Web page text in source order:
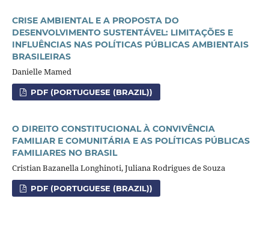
CRISE AMBIENTAL E A PROPOSTA DO
DESENVOLVIMENTO SUSTENTÁVEL: LIMITAÇÕES E
INFLUÊNCIAS NAS POLÍTICAS PÚBLICAS AMBIENTAIS
BRASILEIRAS
Danielle Mamed
PDF (PORTUGUESE (BRAZIL))
O DIREITO CONSTITUCIONAL À CONVIVÊNCIA
FAMILIAR E COMUNITÁRIA E AS POLÍTICAS PÚBLICAS
FAMILIARES NO BRASIL
Cristian Bazanella Longhinoti, Juliana Rodrigues de Souza
PDF (PORTUGUESE (BRAZIL))